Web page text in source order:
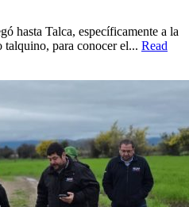
hasta Talca, específicamente a la
para conocer el... Read